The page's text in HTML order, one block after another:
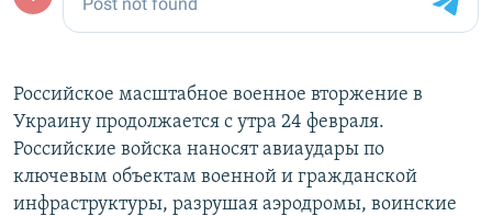
Российское масштабное военное вторжение в
Украину продолжается с утра 24 февраля.
Российские войска наносят авиаудары по
ключевым объектам военной и гражданской
инфраструктуры, разрушая аэродромы, воинские